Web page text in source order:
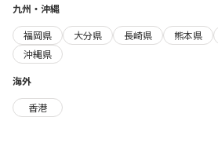
九州・沖縄
福岡県
大分県 長崎県 熊本県
沖縄県
海外
香港